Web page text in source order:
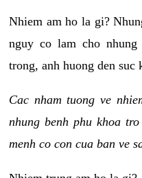
Nhiem am ho la gi?
nguy co lam cho
trong, anh huong den suc
Cac nham tuong ve
nhung benh phu khoa
menh co con cua ban ve